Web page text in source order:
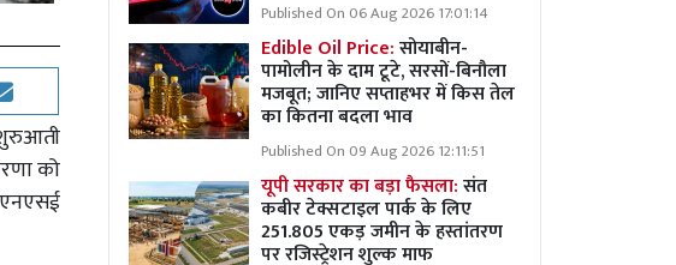
को
Published On 06 Aug 2026 17:01:14
Edible Oil Price:सोयाबीन-
पामोलीन के दाम टूटे, सरसों-बिनौला
मजबूत; जानिए सप्ताहभर में किस तेल
का कितना बदला भाव
Published On 09 Aug 2026 12:11:51
यूपी सरकार का बड़ा फैसला:संत
कबीर टेक्सटाइल पार्क के लिए
251.805 एकड़ जमीन के हस्तांतरण
पर रजिस्ट्रेशन शुल्क माफ